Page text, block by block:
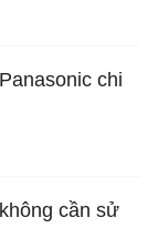
chi
cần sử